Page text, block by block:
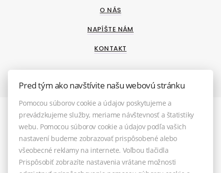
O NÁS
NAPÍŠTE NÁM
KONTAKT
Pred tým ako navštívite našu webovú stránku
Pomocou súborov cookie a údajov poskytujeme a
prevádzkujeme služby, meriame návštevnosť a štatistiky
webu. Pomocou súborov cookie a údajov podľa vašich
nastavení budeme zobrazovať prispôsobené alebo
všeobecné reklamy na internete. Voľbou tlačidla
Prispôsobiť zobrazíte nastavenia vrátane možnosti